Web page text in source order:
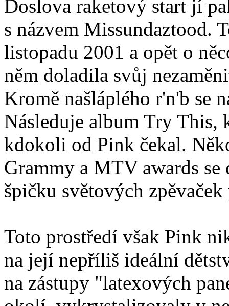
Doslova raketový start jí
s názvem Missundaztood.
listopadu 2001 a opět o
něm doladila svůj
Kromě našláplého r'n'b se
Následuje album Try This,
kdokoli od Pink čekal.
Grammy a MTV awards
špičku světových
Toto prostředí však Pink
na její nepříliš ideální
na zástupy "latexových